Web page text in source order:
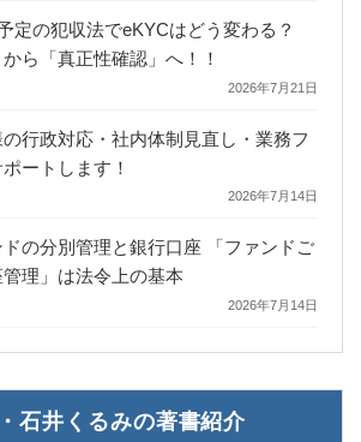
定の犯収法でeKYCはどう変わる？
から「真正性確認」へ！！
2026年7月21日
行政対応・社内体制見直し・業務フ
ートします！
2026年7月14日
の分別管理と銀行口座 「ファンドご
理」は法令上の基本
2026年7月14日
石井くるみの著書紹介